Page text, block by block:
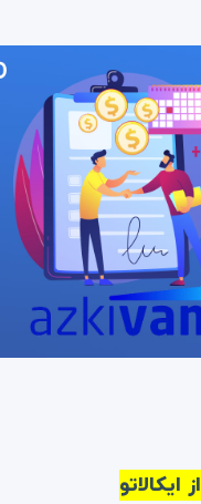
از ایکالاتو